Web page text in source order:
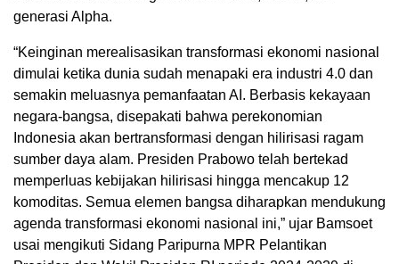
generasi Alpha.
“Keinginan merealisasikan transformasi ekonomi nasional
dimulai ketika dunia sudah menapaki era industri 4.0 dan
semakin meluasnya pemanfaatan AI. Berbasis kekayaan
negara-bangsa, disepakati bahwa perekonomian
Indonesia akan bertransformasi dengan hilirisasi ragam
sumber daya alam. Presiden Prabowo telah bertekad
memperluas kebijakan hilirisasi hingga mencakup 12
komoditas. Semua elemen bangsa diharapkan mendukung
agenda transformasi ekonomi nasional ini,” ujar Bamsoet
usai mengikuti Sidang Paripurna MPR Pelantikan